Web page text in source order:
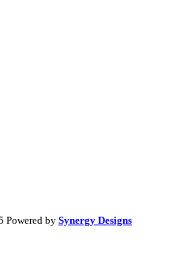
Powered by Synergy Designs